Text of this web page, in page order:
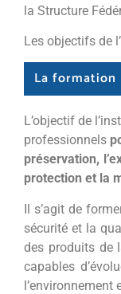
la Structure
Les objectifs de
La formation
L’objectif de
professionnels
préservation,
protection et la
Il s’agit de
sécurité et la
des produits de
capables
l’environnement